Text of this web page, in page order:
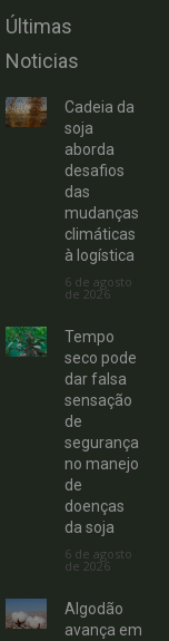
Últimas
Noticias
Cadeia da
soja
aborda
desafios
das
mudanças
climáticas
à logística
6 de agosto
de 2026
Tempo
seco pode
dar falsa
sensação
de
segurança
no manejo
de
doenças
da soja
6 de agosto
de 2026
Algodão
avança em